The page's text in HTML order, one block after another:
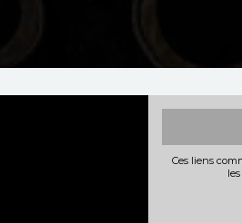
Ces liens